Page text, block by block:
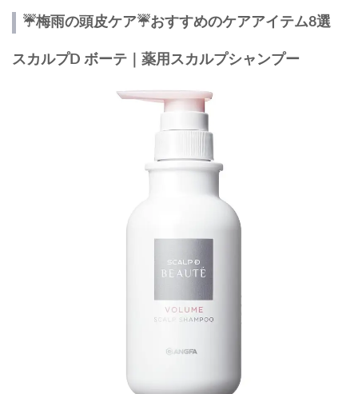
☔️梅雨の頭皮ケア☔️おすすめのケアアイテム8選
スカルプD ボーテ｜薬用スカルプシャンプー